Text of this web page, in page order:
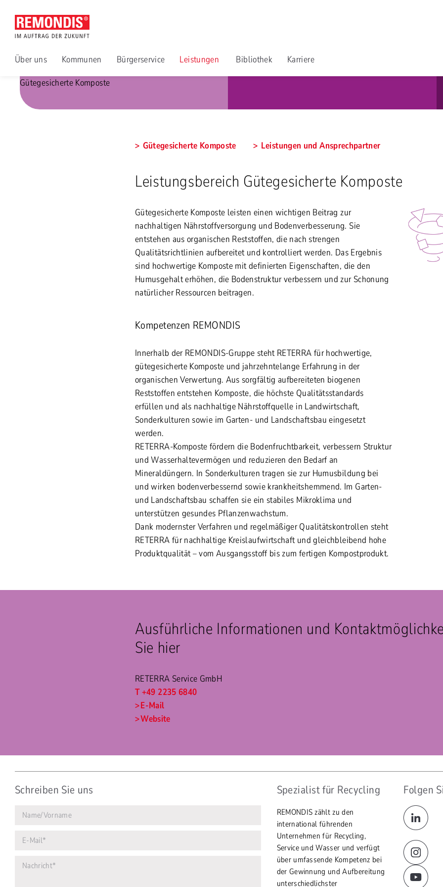
Über uns Kommunen Bürgerservice Leistungen Bibliothek
Karriere
Gütegesicherte Komposte
Gütegesicherte Komposte Leistungen und Ansprechpartner
Leistungsbereich Gütegesicherte Komposte
Gütegesicherte Komposte leisten einen wichtigen Beitrag zur
nachhaltigen Nährstoffversorgung und Bodenverbesserung. Sie
entstehen aus organischen Reststoffen, die nach strengen
Qualitätsrichtlinien aufbereitet und kontrolliert werden. Das Ergebnis
sind hochwertige Komposte mit definierten Eigenschaften, die den
Humusgehalt erhöhen, die Bodenstruktur verbessern und zur Schonung
natürlicher Ressourcen beitragen.
Kompetenzen REMONDIS
Innerhalb der REMONDIS-Gruppe steht RETERRA für hochwertige,
gütegesicherte Komposte und jahrzehntelange Erfahrung in der
organischen Verwertung. Aus sorgfältig aufbereiteten biogenen
Reststoffen entstehen Komposte, die höchste Qualitätsstandards
erfüllen und als nachhaltige Nährstoffquelle in Landwirtschaft,
Sonderkulturen sowie im Garten- und Landschaftsbau eingesetzt
werden.
RETERRA-Komposte fördern die Bodenfruchtbarkeit, verbessern Struktur
und Wasserhaltevermögen und reduzieren den Bedarf an
Mineraldüngern. In Sonderkulturen tragen sie zur Humusbildung bei
und wirken bodenverbessernd sowie krankheitshemmend. Im Garten-
und Landschaftsbau schaffen sie ein stabiles Mikroklima und
unterstützen gesundes Pflanzenwachstum.
Dank modernster Verfahren und regelmäßiger Qualitätskontrollen steht
RETERRA für nachhaltige Kreislaufwirtschaft und gleichbleibend hohe
Produktqualität – vom Ausgangsstoff bis zum fertigen Kompostprodukt.
Ausführliche Informationen und
Sie hier
RETERRA Service GmbH
T +49 2235 6840
E-Mail
Website
Schreiben Sie uns Spezialist für Recycling
REMONDIS zählt zu den
international führenden
Unternehmen für Recycling,
Service und Wasser und verfügt
über umfassende Kompetenz bei
der Gewinnung und Aufbereitung
unterschiedlichster
Folgen